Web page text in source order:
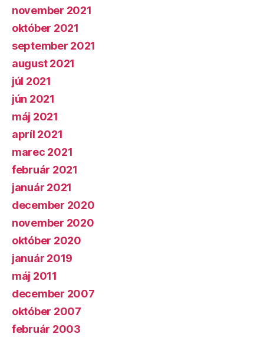
november 2021
október 2021
september 2021
august 2021
júl 2021
jún 2021
máj 2021
apríl 2021
marec 2021
február 2021
január 2021
december 2020
november 2020
október 2020
január 2019
máj 2011
december 2007
október 2007
február 2003